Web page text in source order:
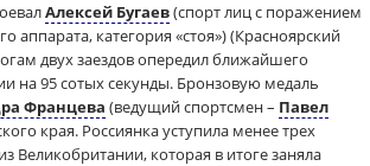
Алексей Бугаев(спорт лиц с поражением
аппарата, категория «стоя») (Красноярский
двух заездов опередил ближайшего
на 95 сотых секунды. Бронзовую медаль
Францева (ведущий спортсмен – Павел
края. Россиянка уступила менее трех
Великобритании, которая в итоге заняла